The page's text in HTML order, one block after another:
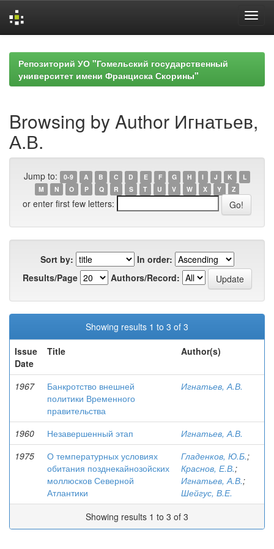
navigationРепозиторий УО "Гомельский государственный
университет имени Франциска Скорины"
Browsing by Author Игнатьев,
А.В.
Jump to: 0-9 A B C D E F G H I J K
L
M
N O P Q R S T U V W X Y Z
or enter first few letters:
Sort by:
In order:
Results/Page
Authors/Record:
Showing results 1 to 3 of 3
Issue
Date
Title Author(s)
1967
Банкротство внешней
политики Временного
правительства
Игнатьев, А.В.
1960 Незавершенный этап
Игнатьев, А.В.
1975
О температурных условиях
обитания позднекайнозойских
моллюсков Северной
Атлантики
Гладенков, Ю.Б.;
Краснов, Е.В.;
Игнатьев, А.В.;
Шейгус, В.Е.
Showing results 1 to 3 of 3